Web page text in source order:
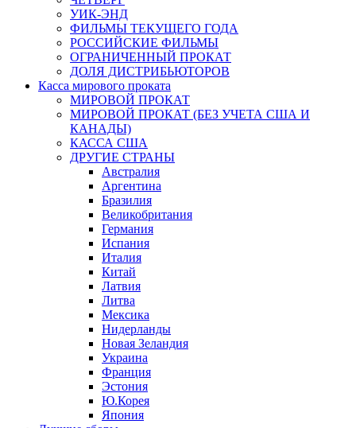
УИК-ЭНД
ФИЛЬМЫ ТЕКУЩЕГО ГОДА
РОССИЙСКИЕ ФИЛЬМЫ
ОГРАНИЧЕННЫЙ ПРОКАТ
ДОЛЯ ДИСТРИБЬЮТОРОВ
Касса мирового проката
МИРОВОЙ ПРОКАТ
МИРОВОЙ ПРОКАТ (БЕЗ УЧЕТА США И
КАНАДЫ)
КАССА США
ДРУГИЕ СТРАНЫ
Австралия
Аргентина
Бразилия
Великобритания
Германия
Испания
Италия
Китай
Латвия
Литва
Мексика
Нидерланды
Новая Зеландия
Украина
Франция
Эстония
Ю.Корея
Япония